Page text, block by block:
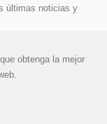
últimas noticias y
obtenga la mejor